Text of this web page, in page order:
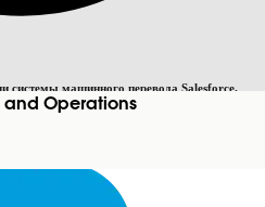
системы машинного перевода Salesforce.
на английский
and Operations